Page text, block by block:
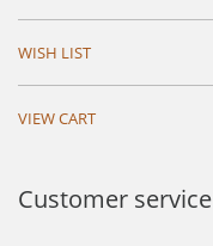
WISH LIST
VIEW CART
Customer service